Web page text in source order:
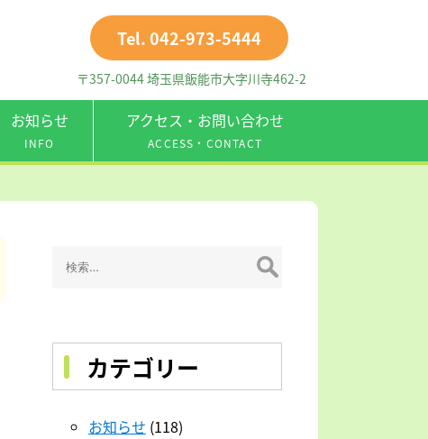
Tel. 042-973-5444
〒357-0044 埼玉県飯能市大字川寺462-2
お知らせ
INFO
アクセス・お問い合わせ
ACCESS・CONTACT
索:
カテゴリー
お知らせ (118)